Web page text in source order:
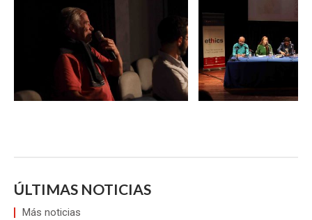
ÚLTIMAS NOTICIAS
Más noticias